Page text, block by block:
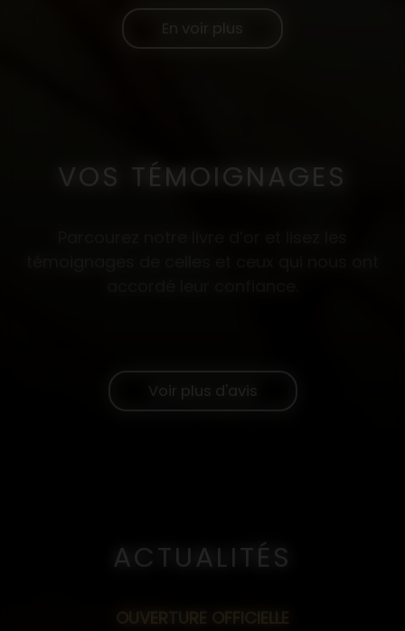
En voir plus
VOS TÉMOIGNAGES
Voir plus d'avis
ACTUALITÉS
OUVERTURE OFFICIELLE